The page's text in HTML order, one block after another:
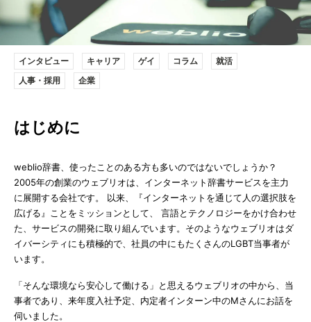
インタビュー キャリア ゲイ コラム
就活
人事・採用
企業
はじめに
weblio辞書、使ったことのある方も多いのではないでしょうか？
2005年の創業のウェブリオは、インターネット辞書サービスを主力
に展開する会社です。 以来、『インターネットを通じて人の選択肢を
広げる』ことをミッションとして、 言語とテクノロジーをかけ合わせ
た、サービスの開発に取り組んでいます。そのようなウェブリオはダ
イバーシティにも積極的で、社員の中にもたくさんのLGBT当事者が
います。
「そんな環境なら安心して働ける」と思えるウェブリオの中から、当
事者であり、来年度入社予定、内定者インターン中のMさんにお話を
伺いました。